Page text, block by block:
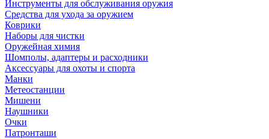
Инструменты для обслуживания оружия
Средства для ухода за оружием
Коврики
Наборы для чистки
Оружейная химия
Шомполы, адаптеры и расходники
Аксессуары для охоты и спорта
Манки
Метеостанции
Мишени
Наушники
Очки
Патронташи